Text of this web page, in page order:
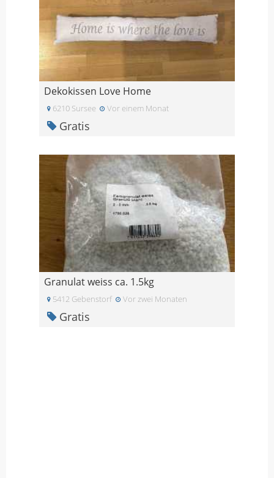
Dekokissen Love Home
6210 Sursee Vor einem Monat
Gratis
Granulat weiss ca. 1.5kg
5412 Gebenstorf Vor zwei Monaten
Gratis